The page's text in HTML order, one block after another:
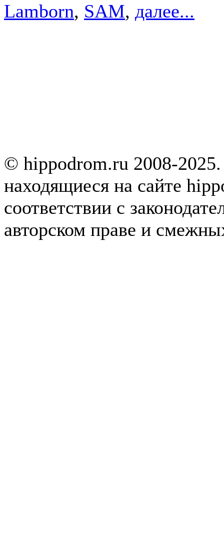
Lamborn, SAM, далее...
© hippodrom.ru 2008-
находящиеся на сайте
соответствии с
авторском праве и